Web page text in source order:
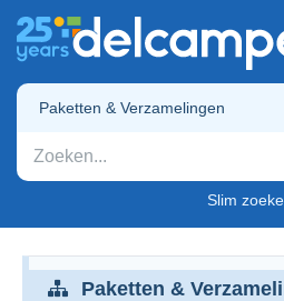
Paketten & Verzamelingen
Slim
Paketten &